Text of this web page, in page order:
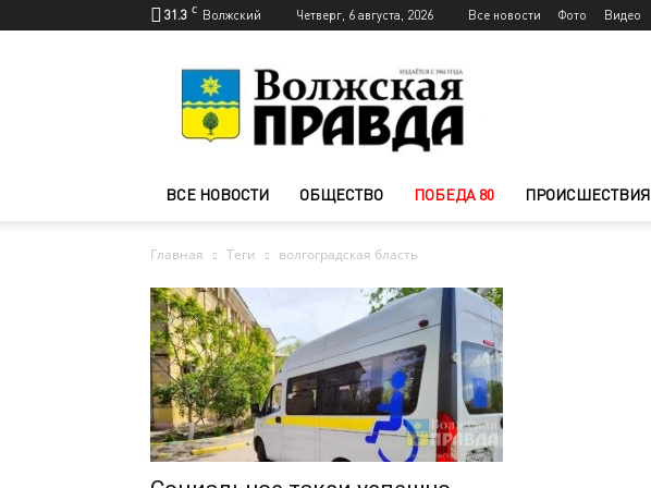
31.3 C Волжский Четверг, 6 августа, 2026 Все новости Фото Видео
Волжского
—
Волжская
ВСЕ НОВОСТИ ОБЩЕСТВО ПОБЕДА 80 ПРОИСШЕСТВИЯ
Главная Теги волгоградская бласть